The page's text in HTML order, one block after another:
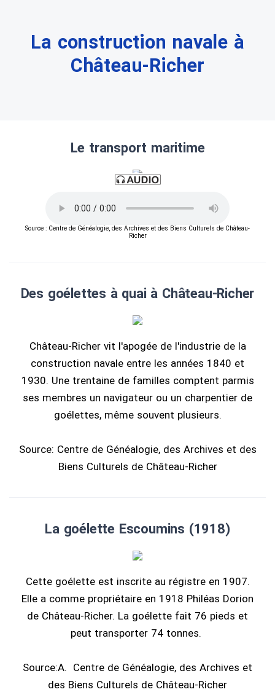
La construction navale à
Château-Richer
Le transport maritime
Source : Centre de Généalogie, des Archives et des Biens Culturels de Château-
Richer
Des goélettes à quai à Château-Richer
Château-Richer vit l'apogée de l'industrie de la
construction navale entre les années 1840 et
1930. Une trentaine de familles comptent parmis
ses membres un navigateur ou un charpentier de
goélettes, même souvent plusieurs.
Source: Centre de Généalogie, des Archives et des
Biens Culturels de Château-Richer
La goélette Escoumins (1918)
Cette goélette est inscrite au régistre en 1907.
Elle a comme propriétaire en 1918 Philéas Dorion
de Château-Richer. La goélette fait 76 pieds et
peut transporter 74 tonnes.
Source:A. Centre de Généalogie, des Archives et
des Biens Culturels de Château-Richer